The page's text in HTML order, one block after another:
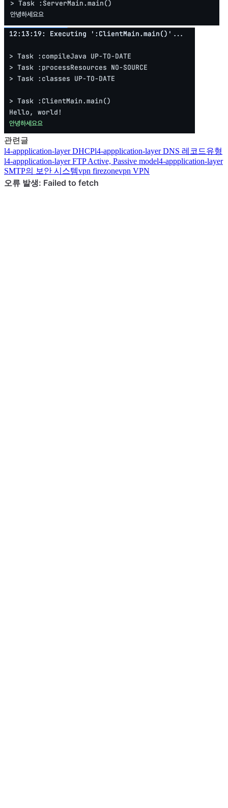
관련글
l4-appplication-layerDHCPl4-appplication-layerDNS 레코드유형
l4-appplication-layerFTP Active, Passive model4-appplication-layer
SMTP의 보안 시스템vpn firezonevpn VPN